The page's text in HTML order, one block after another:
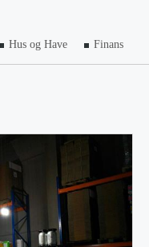
Hus og Have Finans